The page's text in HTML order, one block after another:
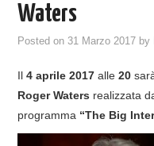
THE LUNATICS
SYD BARRETT – ALLE SOGLIE
DELL’ALBA
Waters
Posted on 31 Marzo 2017 by
Il4 aprile 2017 alle20
Roger Waters realizzata
programma “The Big